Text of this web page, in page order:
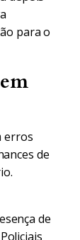
para o
erros
de
de